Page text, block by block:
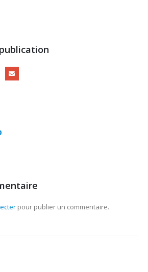
pour publier un commentaire.